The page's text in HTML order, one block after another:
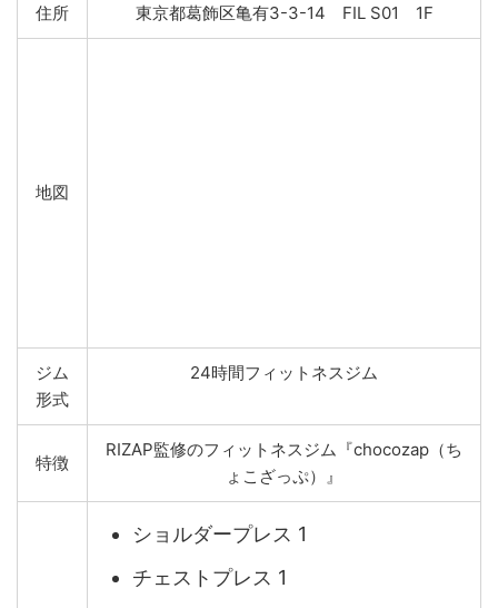
住所 東京都葛飾区亀有3-3-14 FIL S01 1F
地図
ジム
形式
24時間フィットネスジム
特徴
RIZAP監修のフィットネスジム『chocozap（ち
ょこざっぷ）』
ショルダープレス 1
チェストプレス 1